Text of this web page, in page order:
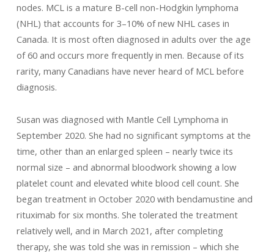
nodes. MCL is a mature B-cell non-Hodgkin lymphoma
(NHL) that accounts for 3–10% of new NHL cases in
Canada. It is most often diagnosed in adults over the age
of 60 and occurs more frequently in men. Because of its
rarity, many Canadians have never heard of MCL before
diagnosis.
Susan was diagnosed with Mantle Cell Lymphoma in
September 2020. She had no significant symptoms at the
time, other than an enlarged spleen – nearly twice its
normal size – and abnormal bloodwork showing a low
platelet count and elevated white blood cell count. She
began treatment in October 2020 with bendamustine and
rituximab for six months. She tolerated the treatment
relatively well, and in March 2021, after completing
therapy, she was told she was in remission – which she